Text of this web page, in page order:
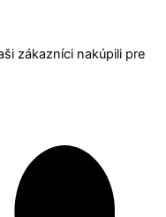
zákazníci nakúpili pre